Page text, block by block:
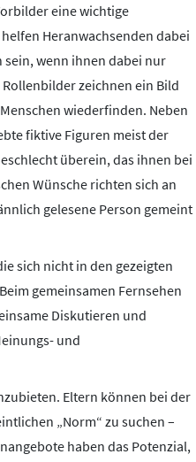
eine wichtige
Heranwachsenden dabei
sein, wenn ihnen dabei nur
zeichnen ein Bild
wiederfinden. Neben
fiktive Figuren meist der
überein, das ihnen bei
Wünsche richten sich an
gelesene Person gemeint
sich nicht in den gezeigten
gemeinsamen Fernsehen
Diskutieren und
und
Eltern können bei der
„Norm“ zu suchen –
haben das Potenzial,